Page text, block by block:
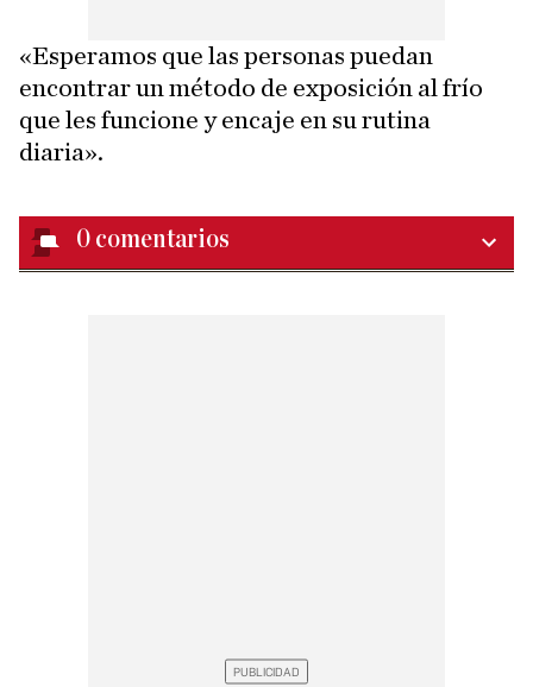
«Esperamos que las personas puedan
encontrar un método de exposición al frío
que les funcione y encaje en su rutina
diaria».
0 comentarios